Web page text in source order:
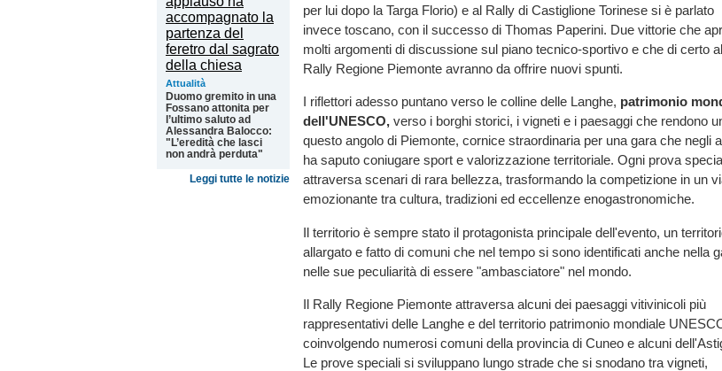
Attualità
Duomo gremito in una
Fossano attonita per
l’ultimo saluto ad
Alessandra Balocco:
"L’eredità che lasci
non andrà perduta"
Leggi tutte le notizie
per lui dopo la Targa Florio) e al Rally di Castiglione Torinese si è parlato
invece toscano, con il successo di Thomas Paperini. Due vittorie che
molti argomenti di discussione sul piano tecnico-sportivo e che di certo al
Rally Regione Piemonte avranno da offrire nuovi spunti.
I riflettori adesso puntano verso le colline delle Langhe, patrimonio
dell'UNESCO, verso i borghi storici, i vigneti e i paesaggi che rendono
questo angolo di Piemonte, cornice straordinaria per una gara che negli
ha saputo coniugare sport e valorizzazione territoriale. Ogni prova
attraversa scenari di rara bellezza, trasformando la competizione in un
emozionante tra cultura, tradizioni ed eccellenze enogastronomiche.
Il territorio è sempre stato il protagonista principale dell'evento, un
allargato e fatto di comuni che nel tempo si sono identificati anche nella
nelle sue peculiarità di essere "ambasciatore" nel mondo.
Il Rally Regione Piemonte attraversa alcuni dei paesaggi vitivinicoli più
rappresentativi delle Langhe e del territorio patrimonio mondiale
coinvolgendo numerosi comuni della provincia di Cuneo e alcuni
Le prove speciali si sviluppano lungo strade che si snodano tra vigneti,